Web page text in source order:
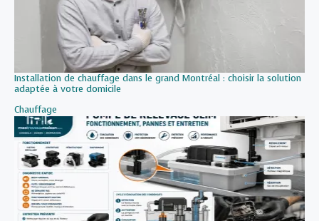
Installation de chauffage dans le grand Montréal : choisir la solution
adaptée à votre domicile
Par rapport à
Chauffage